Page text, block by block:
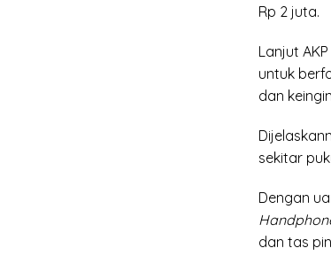
Rp 2 juta.
Lanjut
untuk
dan
sekitar
Dengan
dan tas